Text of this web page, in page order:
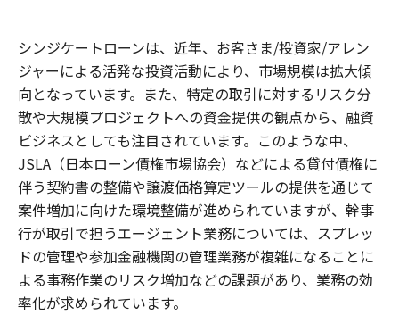
シンジケートローンは、近年、お客さま/投資家/アレン
ジャーによる活発な投資活動により、市場規模は拡大傾
向となっています。また、特定の取引に対するリスク分
散や大規模プロジェクトへの資金提供の観点から、融資
ビジネスとしても注目されています。このような中、
JSLA（日本ローン債権市場協会）などによる貸付債権に
伴う契約書の整備や譲渡価格算定ツールの提供を通じて
案件増加に向けた環境整備が進められていますが、幹事
行が取引で担うエージェント業務については、スプレッ
ドの管理や参加金融機関の管理業務が複雑になることに
よる事務作業のリスク増加などの課題があり、業務の効
率化が求められています。